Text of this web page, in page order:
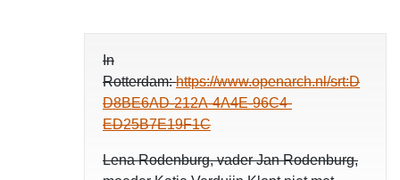
In
Rotterdam:https://www.openarch.nl/srt:D
D8BE6AD-212A-4A4E-96C4-
ED25B7E19F1C
Lena Rodenburg, vader Jan Rodenburg,